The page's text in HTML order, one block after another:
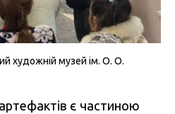
художній музей ім. О. О.
є частиною